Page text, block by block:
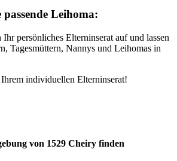
Leihoma:
persönliches Elterninserat auf und lassen
Tagesmüttern, Nannys und Leihomas in
individuellen Elterninserat!
von 1529 Cheiry finden